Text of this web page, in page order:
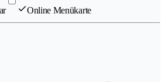
Online Menükarte